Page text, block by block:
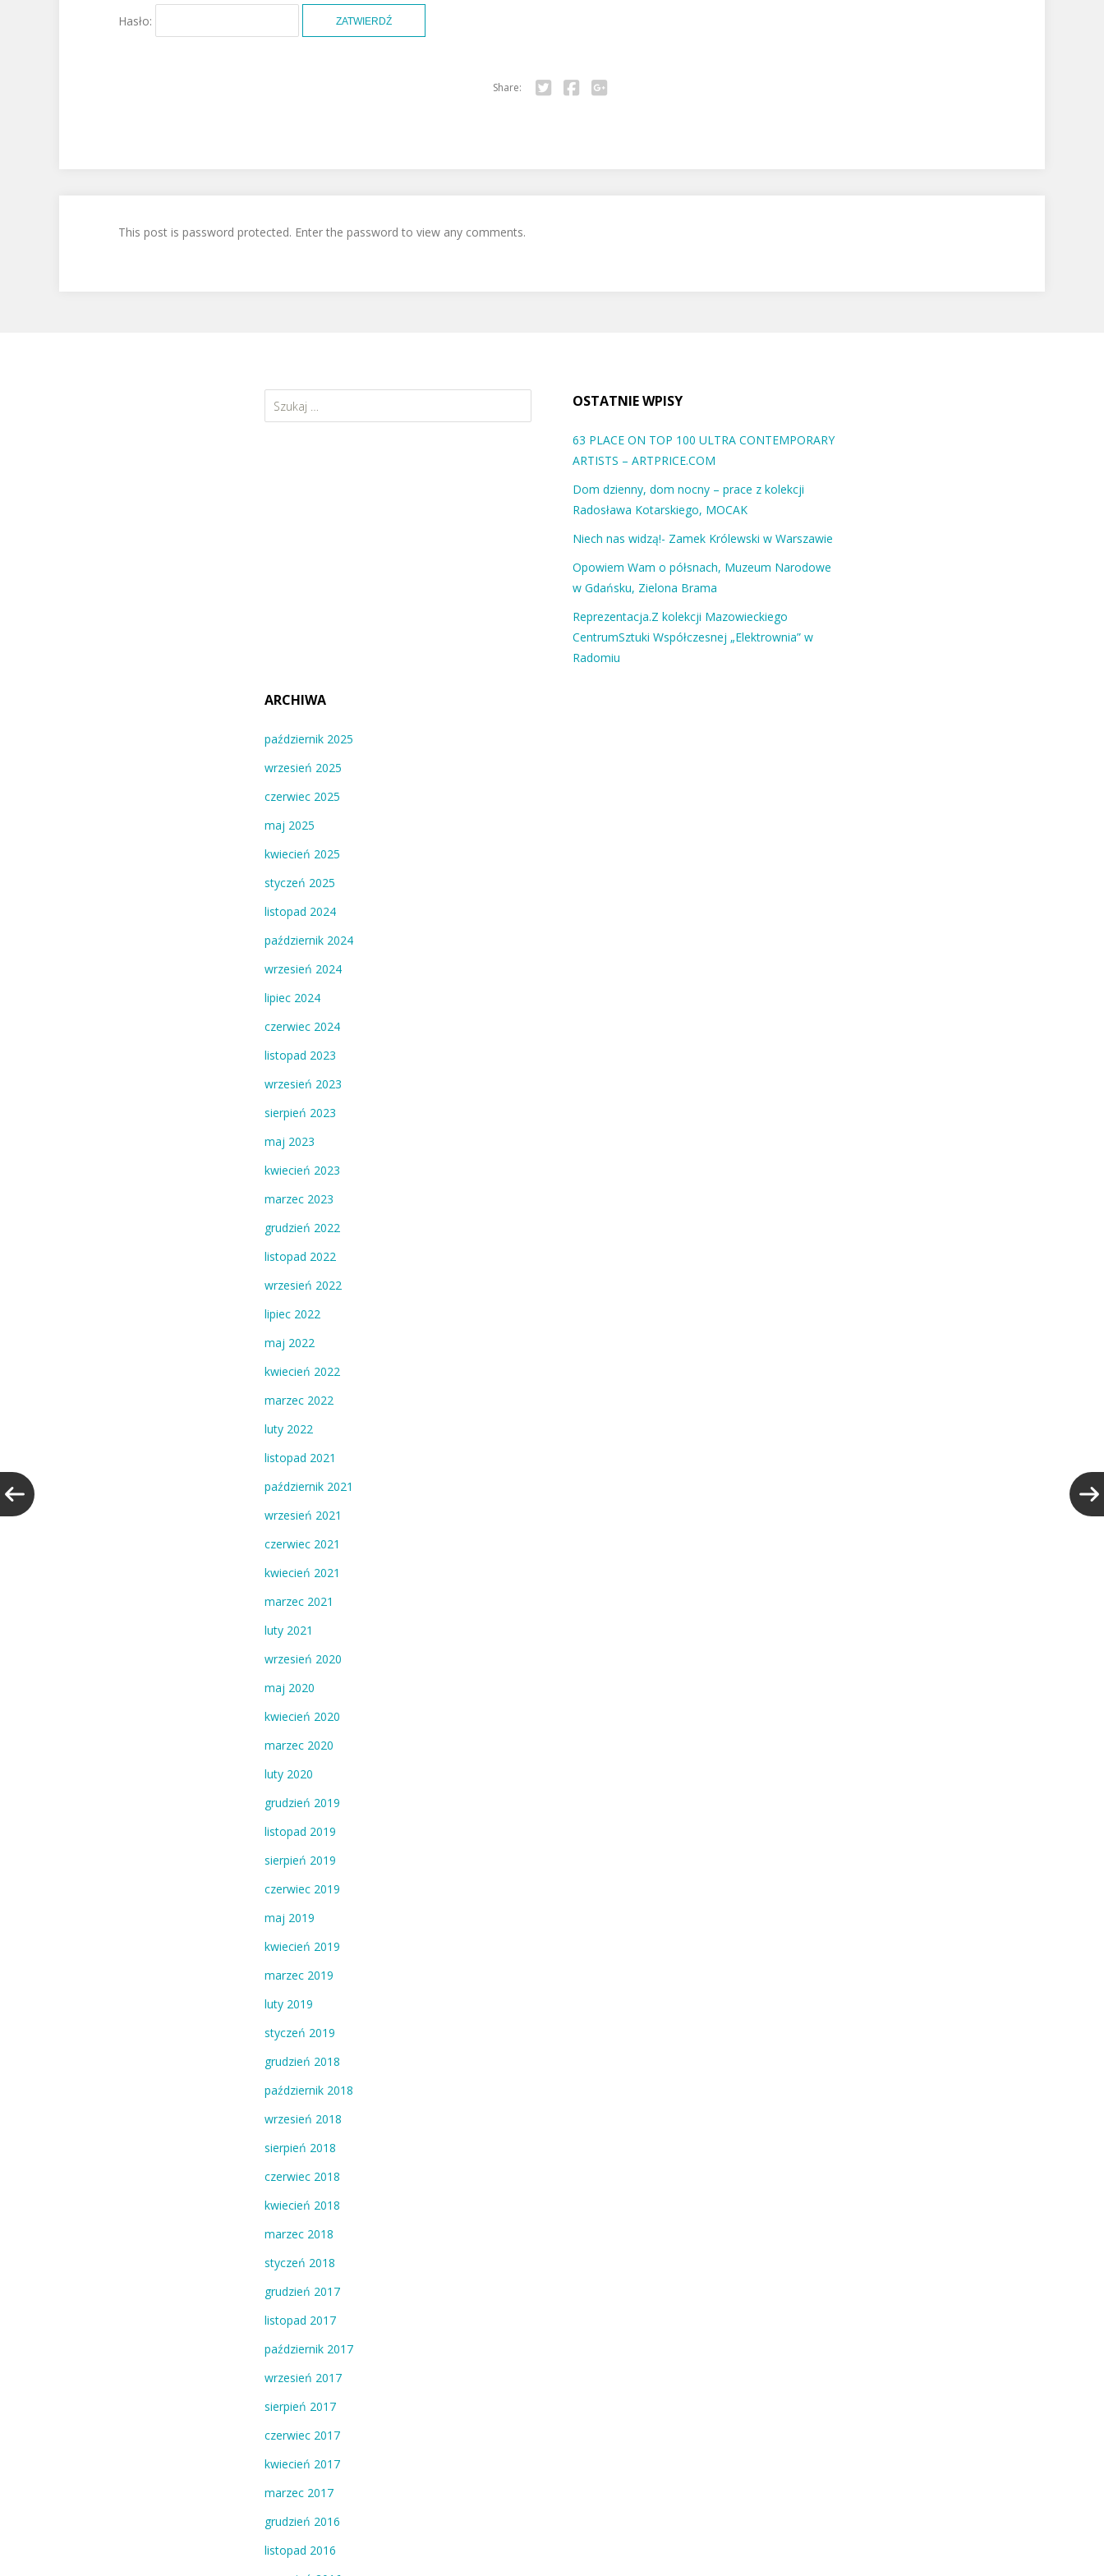
Hasło:
Share:
This post is password protected. Enter the password to view any comments.
Szukaj: OSTATNIE WPISY
63 PLACE ON TOP 100 ULTRA CONTEMPORARY
ARTISTS – ARTPRICE.COM
Dom dzienny, dom nocny – prace z kolekcji
Radosława Kotarskiego, MOCAK
Niech nas widzą!- Zamek Królewski w Warszawie
Opowiem Wam o półsnach, Muzeum Narodowe
w Gdańsku, Zielona Brama
Reprezentacja.Z kolekcji Mazowieckiego
CentrumSztuki Współczesnej „Elektrownia” w
Radomiu
ARCHIWA
październik 2025
wrzesień 2025
czerwiec 2025
maj 2025
kwiecień 2025
styczeń 2025
listopad 2024
październik 2024
wrzesień 2024
lipiec 2024
czerwiec 2024
listopad 2023
wrzesień 2023
sierpień 2023
maj 2023
kwiecień 2023
marzec 2023
grudzień 2022
listopad 2022
wrzesień 2022
lipiec 2022
maj 2022
kwiecień 2022
marzec 2022
luty 2022
listopad 2021
październik 2021
wrzesień 2021
czerwiec 2021
kwiecień 2021
marzec 2021
luty 2021
wrzesień 2020
maj 2020
kwiecień 2020
marzec 2020
luty 2020
grudzień 2019
listopad 2019
sierpień 2019
czerwiec 2019
maj 2019
kwiecień 2019
marzec 2019
luty 2019
styczeń 2019
grudzień 2018
październik 2018
wrzesień 2018
sierpień 2018
czerwiec 2018
kwiecień 2018
marzec 2018
styczeń 2018
grudzień 2017
listopad 2017
październik 2017
wrzesień 2017
sierpień 2017
czerwiec 2017
kwiecień 2017
marzec 2017
grudzień 2016
listopad 2016